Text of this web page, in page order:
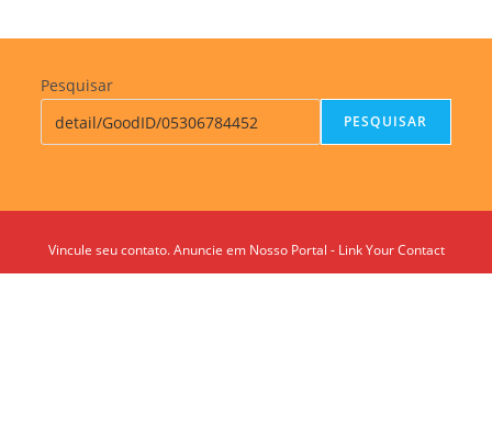
Pesquisar
PESQUISAR
Vincule seu contato. Anuncie em Nosso Portal - Link Your Contact